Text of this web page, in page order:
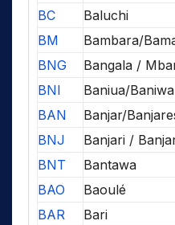
BC
Baluchi
BM
Bambara/
BNG
Bangala /
BNI
Baniua/Baniwa
BAN
Banjar/
BNJ
Banjari /
BNT
Bantawa
BAO
Baoulé
BAR
Bari